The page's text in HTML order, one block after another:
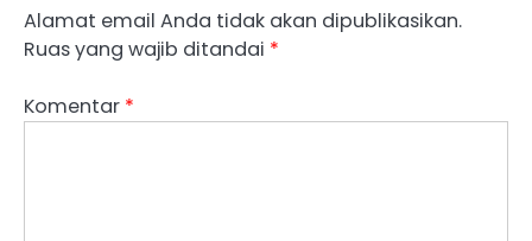
Alamat email Anda tidak akan dipublikasikan.
Ruas yang wajib ditandai *
Komentar *